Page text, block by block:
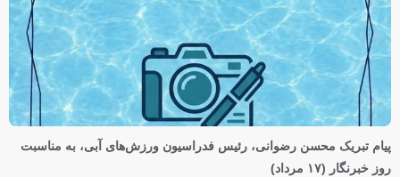
پیام تبریک محسن رضوانی، رئیس فدراسیون ورزش‌های آبی، به مناسبت
روز خبرنگار (۱۷ مرداد)